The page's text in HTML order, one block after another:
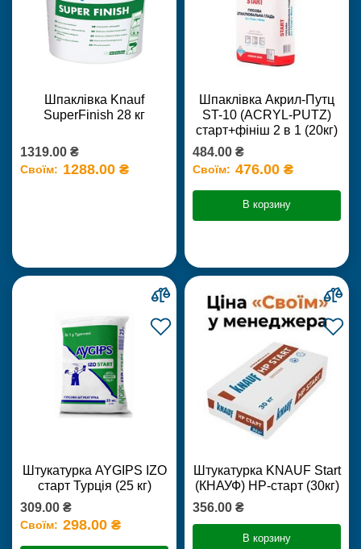
Шпаклівка Knauf
SuperFinish 28 кг
1319.00 ₴
Своїм: 1288.00 ₴
Шпаклівка Акрил-Путц
ST-10 (ACRYL-PUTZ)
старт+фініш 2 в 1 (20кг)
484.00 ₴
Своїм: 476.00 ₴
В корзину
Штукатурка AYGIPS IZO
старт Турція (25 кг)
309.00 ₴
Своїм: 298.00 ₴
Штукатурка KNAUF Start
(КНАУФ) НР-старт (30кг)
356.00 ₴
В корзину